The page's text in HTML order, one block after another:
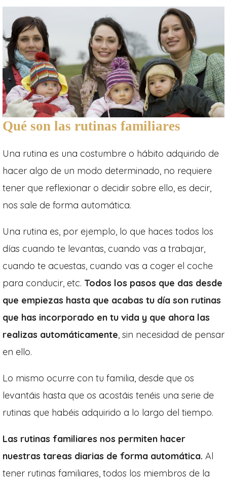
Qué son las rutinas familiares
Una rutina es una costumbre o hábito adquirido de
hacer algo de un modo determinado, no requiere
tener que reflexionar o decidir sobre ello, es decir,
nos sale de forma automática.
Una rutina es, por ejemplo, lo que haces todos los
días cuando te levantas, cuando vas a trabajar,
cuando te acuestas, cuando vas a coger el coche
para conducir, etc. Todos los pasos que das desde
que empiezas hasta que acabas tu día son rutinas
que has incorporado en tu vida y que ahora las
realizas automáticamente, sin necesidad de pensar
en ello.
Lo mismo ocurre con tu familia, desde que os
levantáis hasta que os acostáis tenéis una serie de
rutinas que habéis adquirido a lo largo del tiempo.
Las rutinas familiares nos permiten hacer
nuestras tareas diarias de forma automática. Al
tener rutinas familiares, todos los miembros de la